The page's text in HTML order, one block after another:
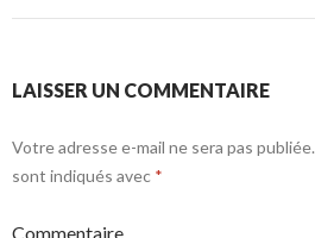
LAISSER UN COMMENTAIRE
Votre adresse e-mail ne sera pas publiée.
sont indiqués avec *
Commentaire